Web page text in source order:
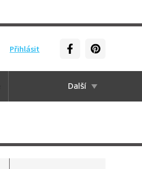
Přihlásit
Další